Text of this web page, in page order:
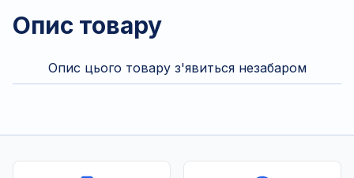
Опис товару
Опис цього товару з'явиться незабаром
Переваги нашого магазину